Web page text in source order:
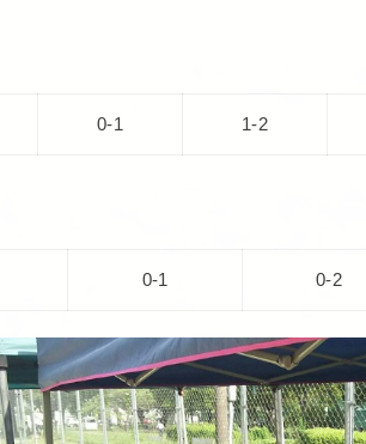
0-1 1-2
0-1 0-2